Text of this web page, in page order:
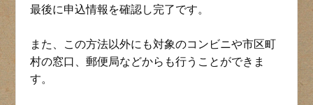
最後に申込情報を確認し完了です。
また、この方法以外にも対象のコンビニや市区町
村の窓口、郵便局などからも行うことができま
す。